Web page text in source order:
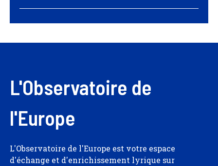
L'Observatoire de
l'Europe
L'Observatoire de l'Europe est votre espace
d'échange et d'enrichissement lyrique sur